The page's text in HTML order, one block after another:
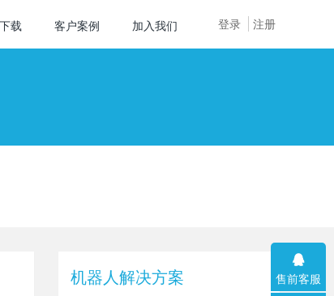
登录 注册
载 客户案例 加入我们
机器人解决方案 售前客服